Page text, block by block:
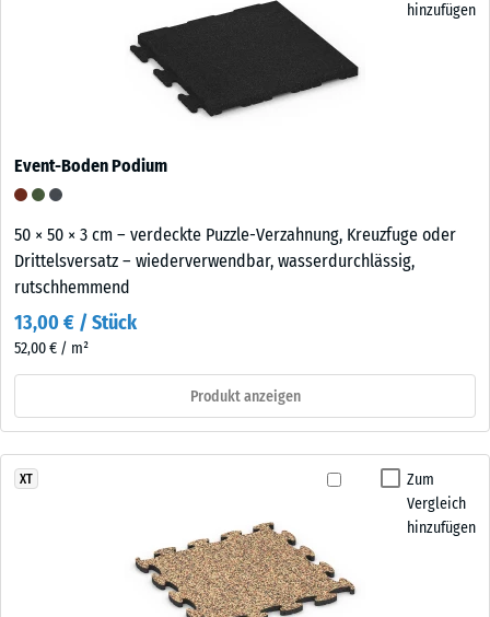
hinzufügen
Event-Boden Podium
50 × 50 × 3 cm – verdeckte Puzzle-Verzahnung, Kreuzfuge oder
Drittelsversatz – wiederverwendbar, wasserdurchlässig,
rutschhemmend
13,00 € / Stück
52,00 € / m²
Produkt anzeigen
Zum
Vergleich
hinzufügen
XT